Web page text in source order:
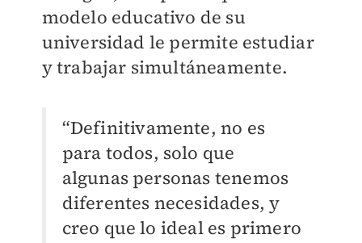
modelo educativo de su
universidad le permite estudiar
y trabajar simultáneamente.
“Definitivamente, no es
para todos, solo que
algunas personas tenemos
diferentes necesidades, y
creo que lo ideal es primero